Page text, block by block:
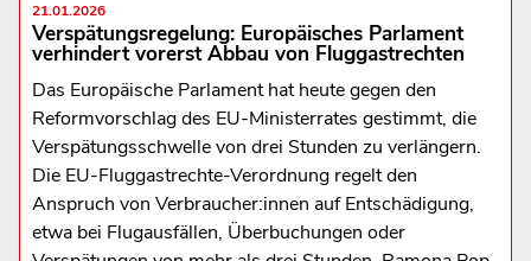
21.01.2026
Verspätungsregelung: Europäisches Parlament
verhindert vorerst Abbau von Fluggastrechten
Das Europäische Parlament hat heute gegen den
Reformvorschlag des EU-Ministerrates gestimmt, die
Verspätungsschwelle von drei Stunden zu verlängern.
Die EU-Fluggastrechte-Verordnung regelt den
Anspruch von Verbraucher:innen auf Entschädigung,
etwa bei Flugausfällen, Überbuchungen oder